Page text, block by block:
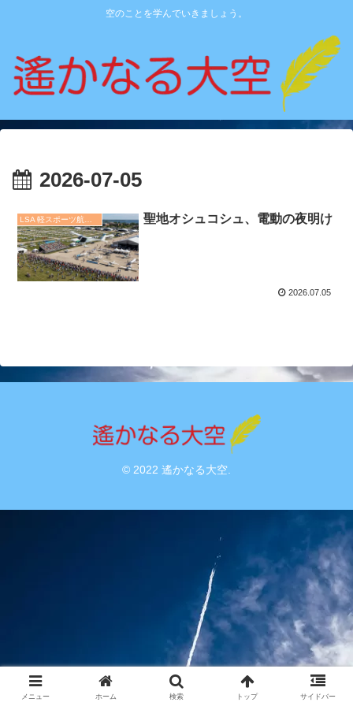
空のことを学んでいきましょう。
2026-07-05
聖地オシュコシュ、電動の夜明け
2026.07.05
© 2022 遙かなる大空.
メニュー ホーム 検索 トップ サイドバー